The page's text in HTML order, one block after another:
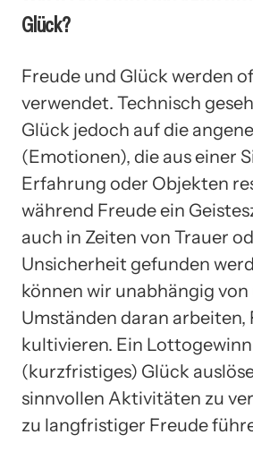
Glück?
Freude und Glück werden
verwendet. Technisch
Glück jedoch auf die
(Emotionen), die aus einer
Erfahrung oder Objekten
während Freude ein
auch in Zeiten von Trauer
Unsicherheit gefunden
können wir unabhängig von
Umständen daran arbeiten,
kultivieren. Ein
(kurzfristiges) Glück
sinnvollen Aktivitäten zu
zu langfristiger Freude